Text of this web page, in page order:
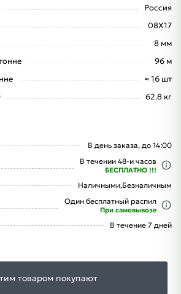
Россия
08Х17
8 мм
96 м
≈ 16 шт
62.8 кг
В день заказа, до 14:00
В течении 48-и часов
БЕСПЛАТНО !!!
Наличными,Безналичным
Один бесплатный распил
При самовывозе
В течение 7 дней
товаром покупают